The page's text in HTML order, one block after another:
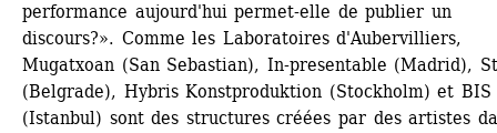
performance aujourd'hui permet-elle de publier un
discours?». Comme les Laboratoires d'Aubervilliers,
Mugatxoan (San Sebastian), In-presentable (Madrid),
(Belgrade), Hybris Konstproduktion (Stockholm) et BIS
(Istanbul) sont des structures créées par des artistes